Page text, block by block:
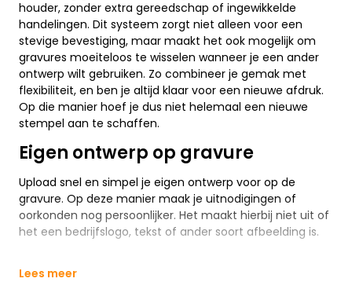
houder, zonder extra gereedschap of ingewikkelde
handelingen. Dit systeem zorgt niet alleen voor een
stevige bevestiging, maar maakt het ook mogelijk om
gravures moeiteloos te wisselen wanneer je een ander
ontwerp wilt gebruiken. Zo combineer je gemak met
flexibiliteit, en ben je altijd klaar voor een nieuwe afdruk.
Op die manier hoef je dus niet helemaal een nieuwe
stempel aan te schaffen.
Eigen ontwerp op gravure
Upload snel en simpel je eigen ontwerp voor op de
gravure. Op deze manier maak je uitnodigingen of
oorkonden nog persoonlijker. Het maakt hierbij niet uit of
het een bedrijfslogo, tekst of ander soort afbeelding is.
Lees meer